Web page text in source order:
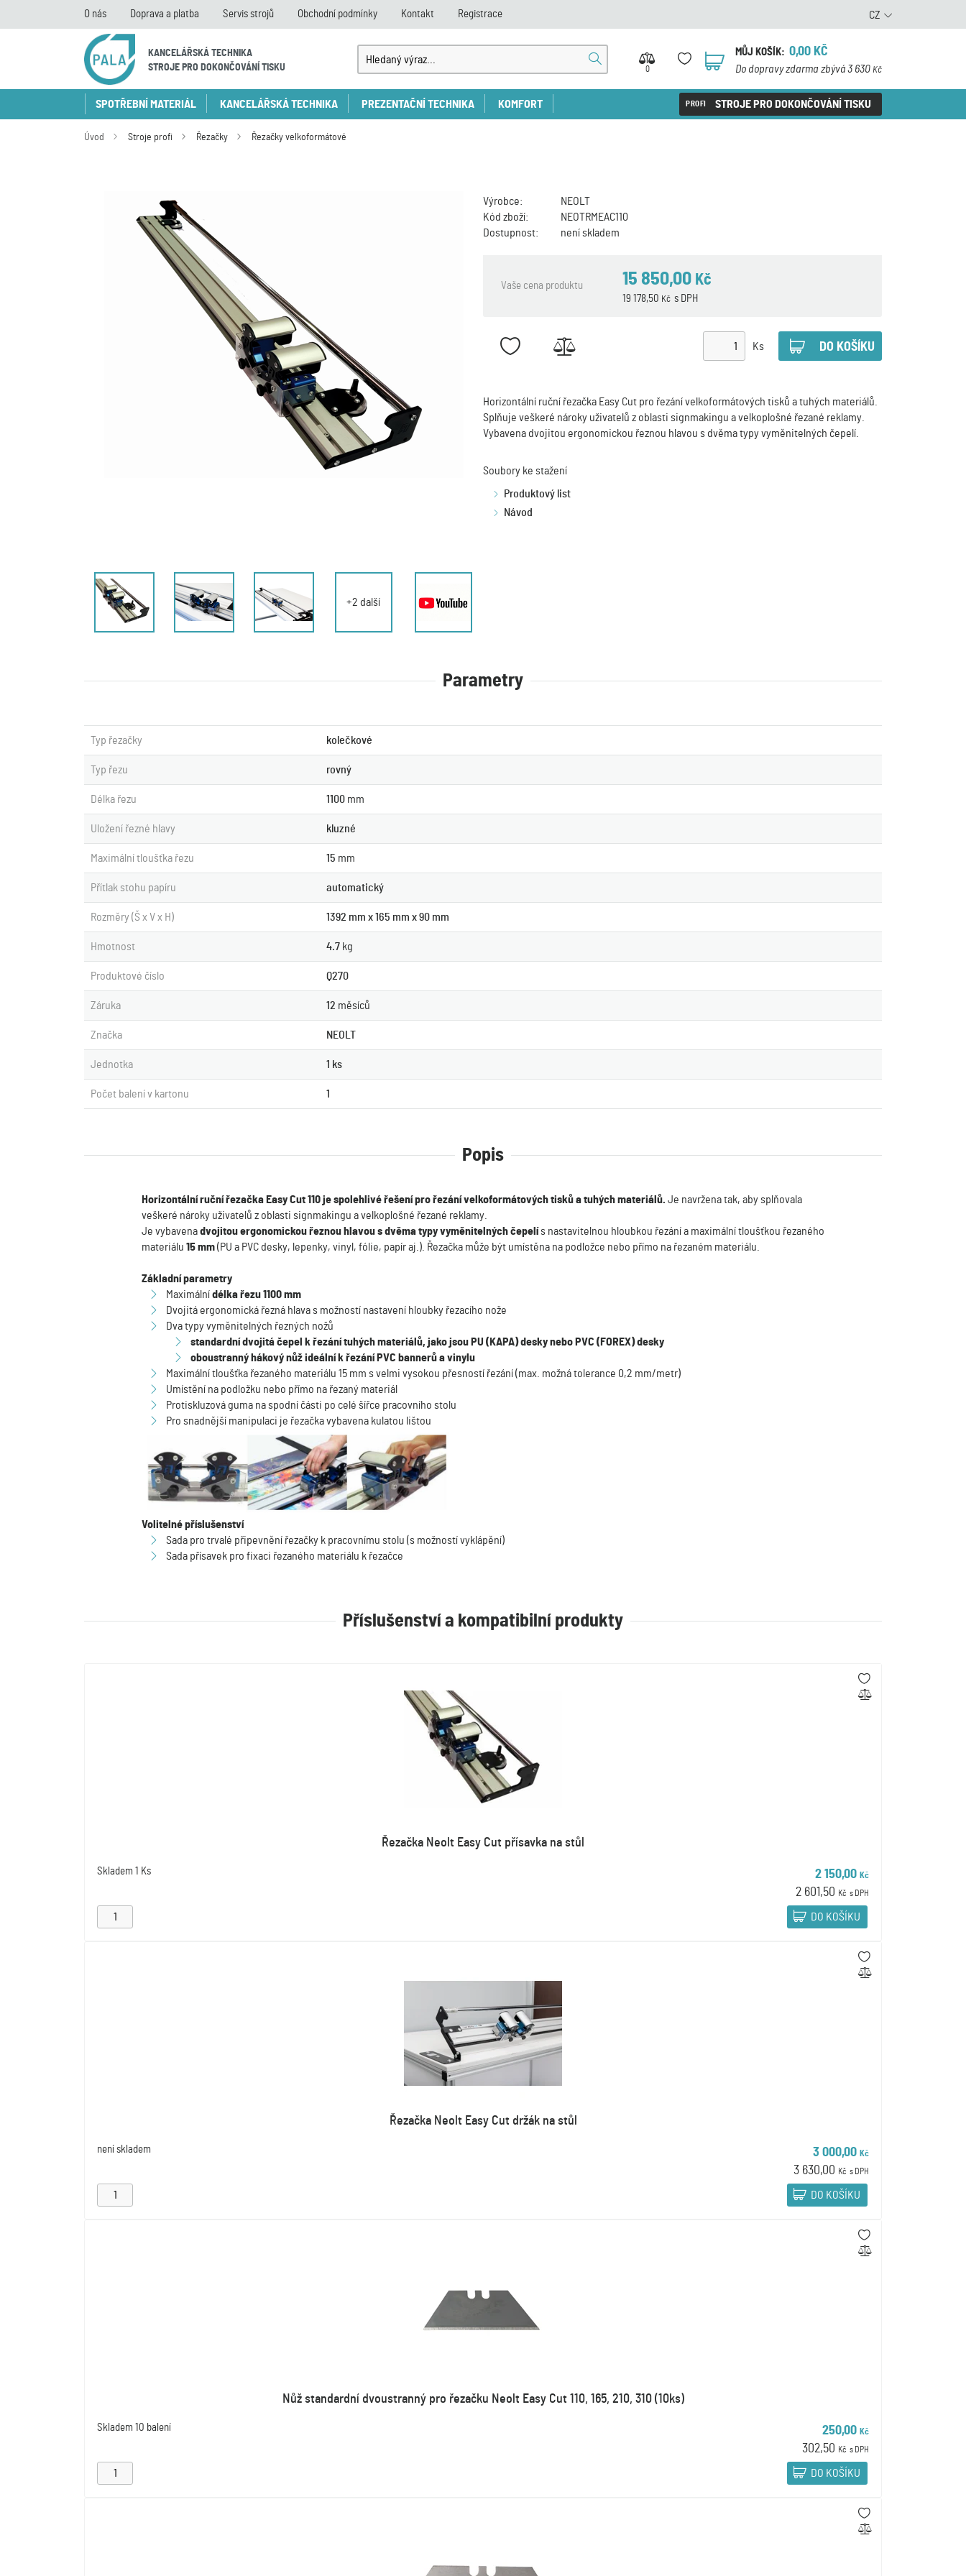
O nás Doprava a platba Servis strojů Obchodní podmínky Kontakt Registrace CZ
KANCELÁŘSKÁ TECHNIKA
STROJE PRO DOKONČOVÁNÍ TISKU
0
0
MŮJ KOŠÍK: 0,00 KČ
Do dopravy zdarma zbývá 3 630 Kč
SPOTŘEBNÍ MATERIÁL KANCELÁŘSKÁ TECHNIKA PREZENTAČNÍ TECHNIKA KOMFORT STROJE PRO DOKONČOVÁNÍ TISKU
Úvod Stroje profi Řezačky Řezačky velkoformátové
+2 další
Výrobce:
NEOLT
Kód zboží:
NEOTRMEAC110
Dostupnost:
není skladem
Vaše cena produktu 15 850,00 Kč
s DPH
19 178,50 Kč
Ks
Horizontální ruční řezačka Easy Cut pro řezání velkoformátových tisků a tuhých materiálů.
Splňuje veškeré nároky uživatelů z oblasti signmakingu a velkoplošné řezané reklamy.
Vybavena dvojitou ergonomickou řeznou hlavou s dvěma typy vyměnitelných čepelí.
Soubory ke stažení
Produktový list
Návod
Parametry
Typ řezačky kolečkové
Typ řezu rovný
Délka řezu 1100 mm
Uložení řezné hlavy kluzné
Maximální tloušťka řezu 15 mm
Přítlak stohu papíru automatický
Rozměry (Š x V x H) 1392 mm x 165 mm x 90 mm
Hmotnost 4.7 kg
Produktové číslo Q270
Záruka 12 měsíců
Značka NEOLT
Jednotka 1 ks
Počet balení v kartonu 1
Popis
Horizontální ruční řezačka Easy Cut 110je spolehlivé řešení pro řezání velkoformátových tisků a tuhých materiálů. Je navržena tak, aby splňovala
veškeré nároky uživatelů z oblasti signmakingu a velkoplošné řezané reklamy.
Je vybavenadvojitou ergonomickou řeznou hlavou s dvěma typy vyměnitelných čepelís nastavitelnou hloubkou řezání a maximální tloušťkou řezaného
materiálu 15 mm(PU a PVC desky, lepenky, vinyl, fólie, papír aj.). Řezačka může být umístěna na podložce nebo přímo na řezaném materiálu.
Základní parametry
Maximálnídélka řezu 1100 mm
Dvojitá ergonomická řezná hlava s možností nastavení hloubky řezacího nože
Dva typy vyměnitelných řezných nožů
standardní dvojitá čepel k řezání tuhých materiálů, jako jsou PU (KAPA) desky nebo PVC (FOREX) desky
oboustranný hákový nůž ideální k řezání PVC bannerů a vinylu
Maximální tloušťka řezaného materiálu 15 mm s velmi vysokou přesností řezání (max. možná tolerance 0,2 mm/metr)
Umístění na podložku nebo přímo na řezaný materiál
Protiskluzová guma na spodní části po celé šířce pracovního stolu
Pro snadnější manipulaci je řezačka vybavena kulatou lištou
Volitelné příslušenství
Sada pro trvalé připevnění řezačky k pracovnímu stolu (s možností vyklápění)
Sada přísavek pro fixaci řezaného materiálu k řezačce
Příslušenství a kompatibilní produkty
Řezačka Neolt Easy Cut přísavka na stůl
Skladem 1 Ks 2 150,00 Kč
2 601,50 Kč s DPH
DO KOŠÍKU
Řezačka Neolt Easy Cut držák na stůl
není skladem 3 000,00 Kč
3 630,00 Kč s DPH
DO KOŠÍKU
Nůž standardní dvoustranný pro řezačku Neolt Easy Cut 110, 165, 210, 310 (10ks)
Skladem 10 balení 250,00 Kč
302,50 Kč s DPH
DO KOŠÍKU